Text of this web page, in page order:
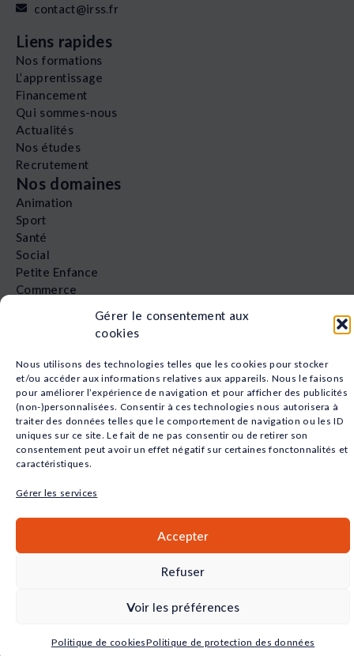
Gérer le consentement aux
cookies
Nous utilisons des technologies telles que les cookies pour stocker
et/ou accéder aux informations relatives aux appareils. Nous le faisons
pour améliorer l’expérience de navigation et pour afficher des publicités
(non-)personnalisées. Consentir à ces technologies nous autorisera à
traiter des données telles que le comportement de navigation ou les ID
uniques sur ce site. Le fait de ne pas consentir ou de retirer son
consentement peut avoir un effet négatif sur certaines fonctonnalités et
caractéristiques.
Gérer les services
Accepter
Refuser
Voir les préférences
Politique de cookiesPolitique de protection des données
contact@irss.fr
Liens rapides
Nos formations
L’apprentissage
Financement
Qui sommes-nous
Actualités
Nos études
Recrutement
Nos domaines
Animation
Sport
Santé
Social
Petite Enfance
Commerce
Mentions légales
| Politique de confidentialité | Cookies